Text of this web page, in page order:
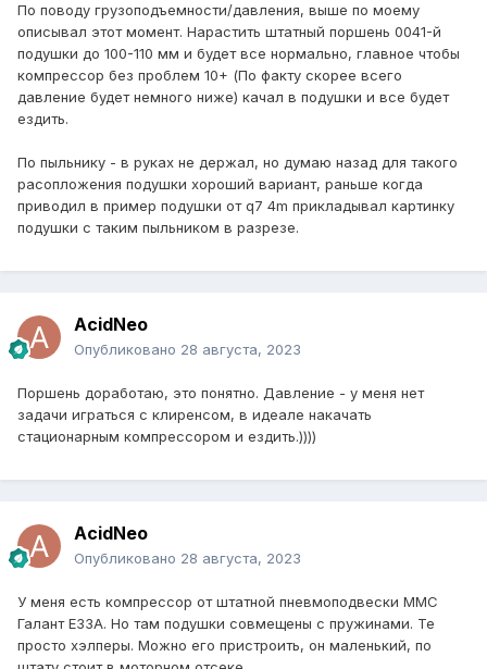
По поводу грузоподъемности/давления, выше по моему
описывал этот момент. Нарастить штатный поршень 0041-й
подушки до 100-110 мм и будет все нормально, главное чтобы
компрессор без проблем 10+ (По факту скорее всего
давление будет немного ниже) качал в подушки и все будет
ездить.
По пыльнику - в руках не держал, но думаю назад для такого
расопложения подушки хороший вариант, раньше когда
приводил в пример подушки от q7 4m прикладывал картинку
подушки с таким пыльником в разрезе.
AcidNeo
Опубликовано 28 августа, 2023
Поршень доработаю, это понятно. Давление - у меня нет
задачи играться с клиренсом, в идеале накачать
стационарным компрессором и ездить.))))
AcidNeo
Опубликовано 28 августа, 2023
У меня есть компрессор от штатной пневмоподвески ММС
Галант Е33А. Но там подушки совмещены с пружинами. Те
просто хэлперы. Можно его пристроить, он маленький, по